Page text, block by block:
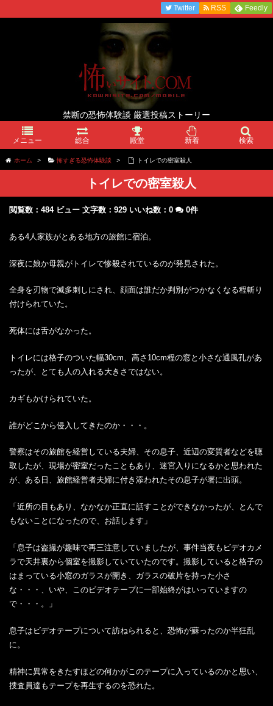
禁断の恐怖体験談 厳選投稿ストーリー
メニュー 総合 殿堂 新着 検索
Twitter RSS Feedly
ホーム > 怖すぎる恐怖体験談 > トイレでの密室殺人
トイレでの密室殺人
閲覧数：484 ビュー 文字数：929 いいね数： 0 0件
ある4人家族がとある地方の旅館に宿泊。
深夜に娘か母親がトイレで惨殺されているのが発見された。
全身を刃物で滅多刺しにされ、顔面は誰だか判別がつかなくなる程斬り
付けられていた。
死体には舌がなかった。
トイレには格子のついた幅30cm、高さ10cm程の窓と小さな通風孔があ
ったが、とても人の入れる大きさではない。
カギもかけられていた。
誰がどこから侵入してきたのか・・・。
警察はその旅館を経営している夫婦、その息子、近辺の変質者などを聴
取したが、現場が密室だったこともあり、迷宮入りになるかと思われた
が、ある日、旅館経営者夫婦に付き添われたその息子が署に出頭。
「近所の目もあり、なかなか正直に話すことができなかったが、とんで
もないことになったので、お話します」
「息子は盗撮が趣味で再三注意していましたが、事件当夜もビデオカメ
ラで天井裏から個室を撮影していていたのです。撮影していると格子の
はまっている小窓のガラスが開き、ガラスの破片を持った小さ
な・・・、いや、このビデオテープに一部始終がはいっていますの
で・・・。」
息子はビデオテープについて訪ねられると、恐怖が蘇ったのか半狂乱
に。
精神に異常をきたすほどの何かがこのテープに入っているのかと思い、
捜査員達もテープを再生するのを恐れた。